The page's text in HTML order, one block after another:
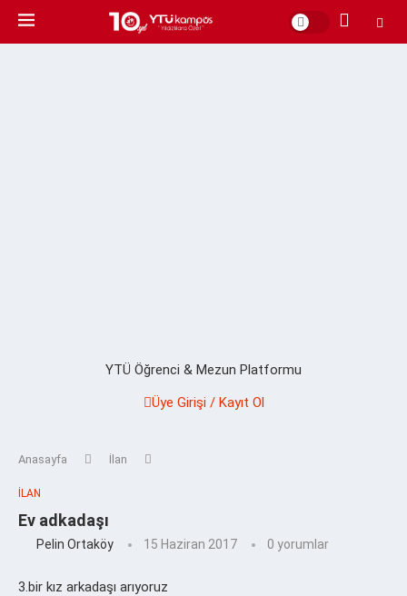
YTÜ Öğrenci & Mezun Platformu
Üye Girişi / Kayıt Ol
Anasayfa İlan
İLAN
Ev adkadaşı
Pelin Ortaköy 15 Haziran 2017 0 yorumlar
3.bir kız arkadaşı arıyoruz